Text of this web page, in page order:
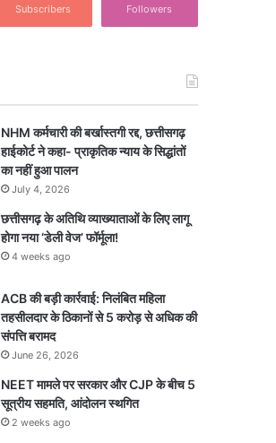
Subscribers Followers
NHM कर्मचारी की बर्खास्तगी रद्द, छत्तीसगढ़
हाईकोर्ट ने कहा- प्राकृतिक न्याय के सिद्धांतों
का नहीं हुआ पालन
July 4, 2026
छत्तीसगढ़ के अतिथि व्याख्याताओं के लिए लागू
होगा नया ‘डेली वेज’ फॉर्मूला!
4 weeks ago
ACB की बड़ी कार्रवाई: निलंबित महिला
तहसीलदार के ठिकानों से 5 करोड़ से अधिक की
संपत्ति बरामद
June 26, 2026
NEET मामले पर सरकार और CJP के बीच 5
सूत्रीय सहमति, आंदोलन स्थगित
2 weeks ago